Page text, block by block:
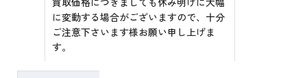
に変動する場合がございますので、十分
ご注意下さいます様お願い申し上げま
す。